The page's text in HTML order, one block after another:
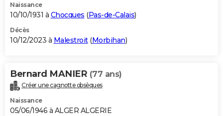
Naissance
10/10/1931 à Chocques (Pas-de-Calais)
Décès
10/12/2023 à Malestroit(Morbihan)
Bernard MANIER (77 ans)
Créer une cagnotte obsèques
Naissance
05/06/1946 à ALGER ALGERIE